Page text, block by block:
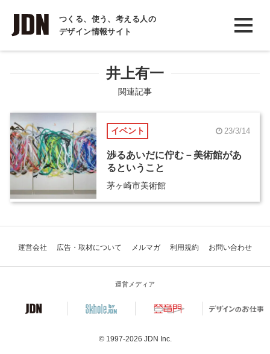
つくる、使う、考える人の
デザイン情報サイト
INTERVIEW
インタビュー
COLUMN
コラム
井上有一
関連記事
イベント 23/3/14
渉るあいだに佇む－美術館があ
るということ
茅ヶ崎市美術館
運営会社 広告・取材について メルマガ 利用規約 お問い合わせ
運営メディア
© 1997-2026 JDN Inc.